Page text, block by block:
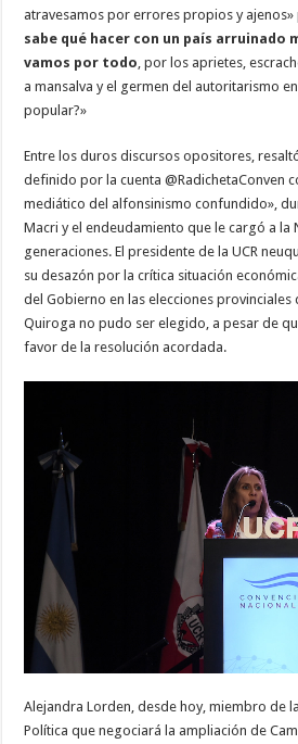
atravesamos por errores propios y ajenos»
sabe qué hacer con un país arruinado
vamos por todo , por los aprietes,
a mansalva y el germen del autoritarismo
popular?»
Entre los duros discursos opositores,
definido por la cuenta @RadichetaConven
mediático del alfonsinismo confundido»,
Macri y el endeudamiento que le cargó a la
generaciones. El presidente de la UCR
su desazón por la crítica situación
del Gobierno en las elecciones provinciales
Quiroga no pudo ser elegido, a pesar de
favor de la resolución acordada.
Alejandra Lorden, desde hoy, miembro de
Política que negociará la ampliación de